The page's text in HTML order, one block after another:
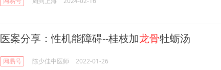
医案分享：性机能障碍--桂枝加龙骨牡蛎汤
网易号 陈少佳中医师 2022-01-26